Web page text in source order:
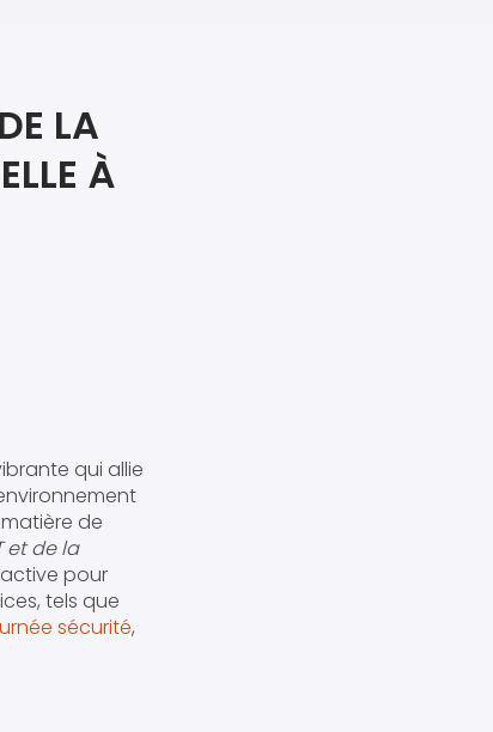
LA
À
qui allie
de
et de la
pour
tels que
sécurité,